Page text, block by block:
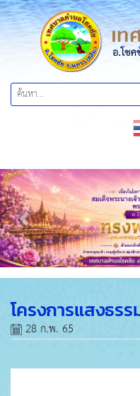
Previous
โครงการแสงธร
28 ก.พ. 65